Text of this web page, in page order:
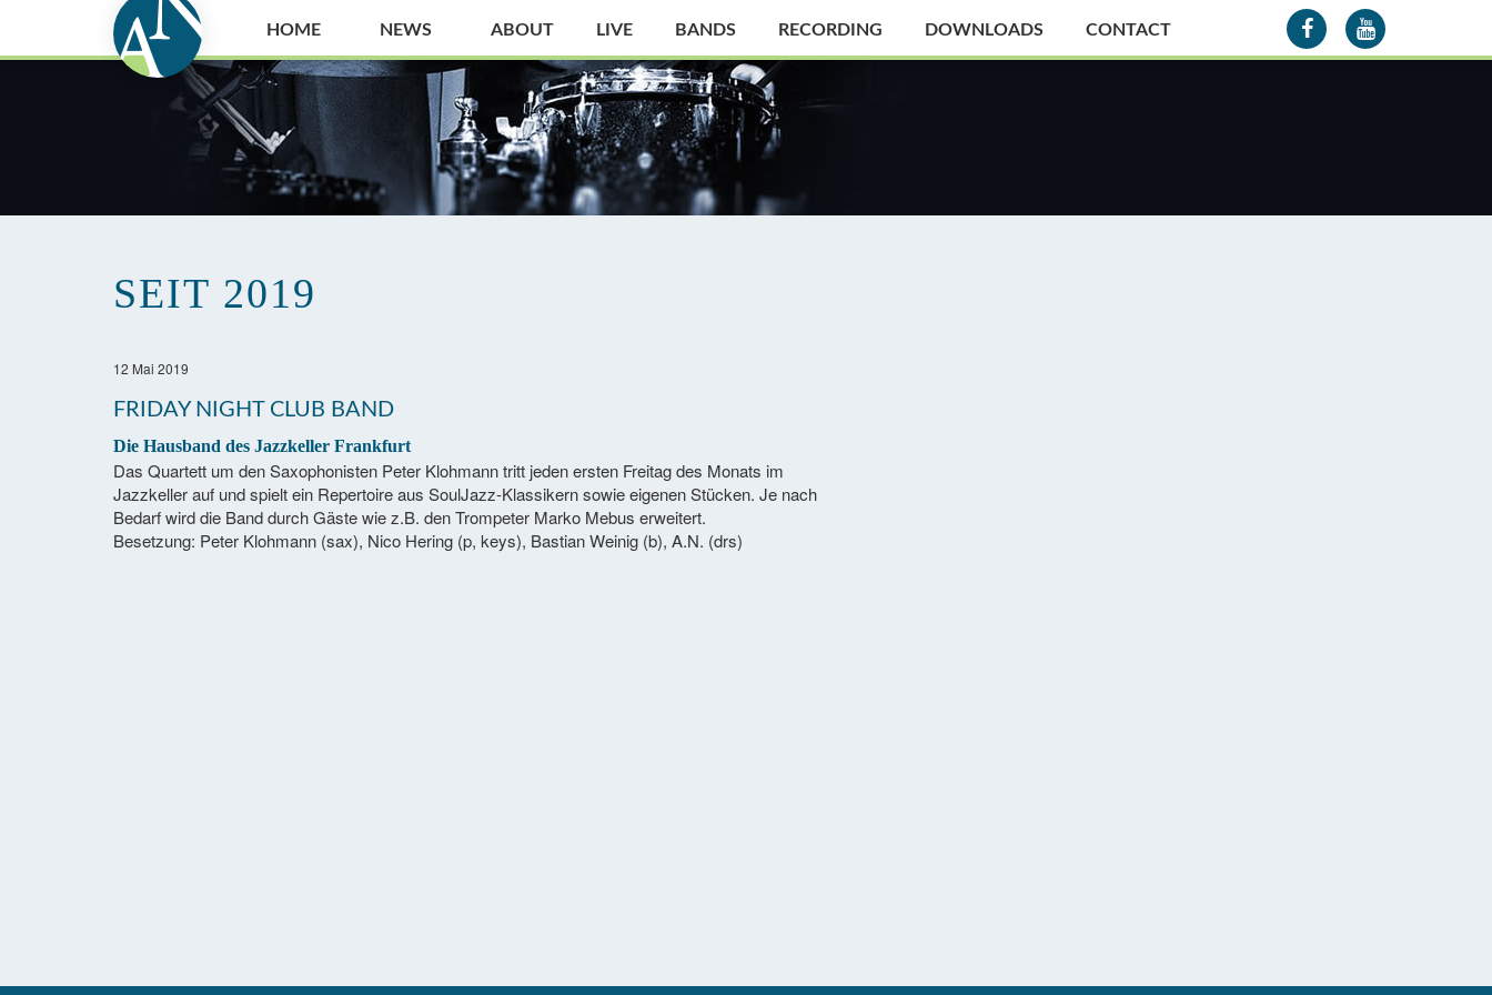
HOME NEWS ABOUT LIVE BANDS RECORDING DOWNLOADS CONTACT
SEIT 2019
12 Mai 2019
FRIDAY NIGHT CLUB BAND
Die Hausband des Jazzkeller Frankfurt
Das Quartett um den Saxophonisten Peter Klohmann tritt jeden ersten Freitag des Monats im
Jazzkeller auf und spielt ein Repertoire aus SoulJazz-Klassikern sowie eigenen Stücken. Je nach
Bedarf wird die Band durch Gäste wie z.B. den Trompeter Marko Mebus erweitert.
Besetzung: Peter Klohmann (sax), Nico Hering (p, keys), Bastian Weinig (b), A.N. (drs)